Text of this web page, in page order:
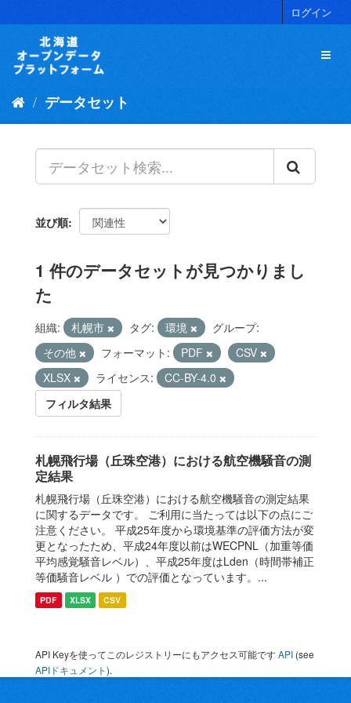
キ
ログイン
データセット
並び順
1 件のデータセットが見つかりまし
た
組織: 札幌市 タグ: 環境
グループ:
その他
フォーマット: PDF
CSV
XLSX
ライセンス:
CC-BY-4.0
フィルタ結果
札幌飛行場（丘珠空港）における航空機騒音の測
定結果
札幌飛行場（丘珠空港）における航空機騒音の測定結果
に関するデータです。 ご利用に当たっては以下の点にご
注意ください。 平成25年度から環境基準の評価方法が変
更となったため、平成24年度以前はWECPNL（加重等価
平均感覚騒音レベル）、平成25年度はLden（時間帯補正
等価騒音レベル ）での評価となっています。...
PDF XLSX CSV
API Keyを使ってこのレジストリーにもアクセス可能ですAPI (see
APIドキュメント).